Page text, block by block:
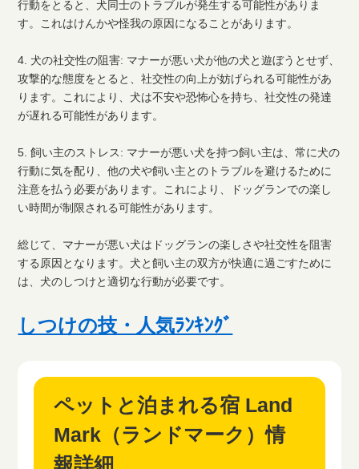
行動をとると、犬同士のトラブルが発生する可能性がありま
す。これはけんかや怪我の原因になることがあります。
4. 犬の社交性の阻害: マナーが悪い犬が他の犬と遊ぼうとせず、
攻撃的な態度をとると、社交性の向上が妨げられる可能性があ
ります。これにより、犬は不安や恐怖心を持ち、社交性の発達
が遅れる可能性があります。
5. 飼い主のストレス: マナーが悪い犬を持つ飼い主は、常に犬の
行動に気を配り、他の犬や飼い主とのトラブルを避けるために
注意を払う必要があります。これにより、ドッグランでの楽し
い時間が制限される可能性があります。
総じて、マナーが悪い犬はドッグランの楽しさや社交性を阻害
する原因となります。犬と飼い主の双方が快適に過ごすために
は、犬のしつけと適切な行動が必要です。
しつけの技・人気ﾗﾝｷﾝｸﾞ
ペットと泊まれる宿 Land
Mark（ランドマーク）情
報詳細